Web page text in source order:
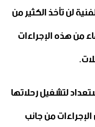
لن تأخذ الكثير من
من هذه الإجراءات
لتشغيل رحلاتها
من جانب